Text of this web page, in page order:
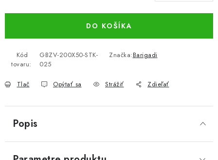
DO KOŠÍKA
Kód
tovaru:
GBZV-200X50-STK-
025
Značka:Barigadi
Tlač Opýtať sa Strážiť Zdieľať
Popis